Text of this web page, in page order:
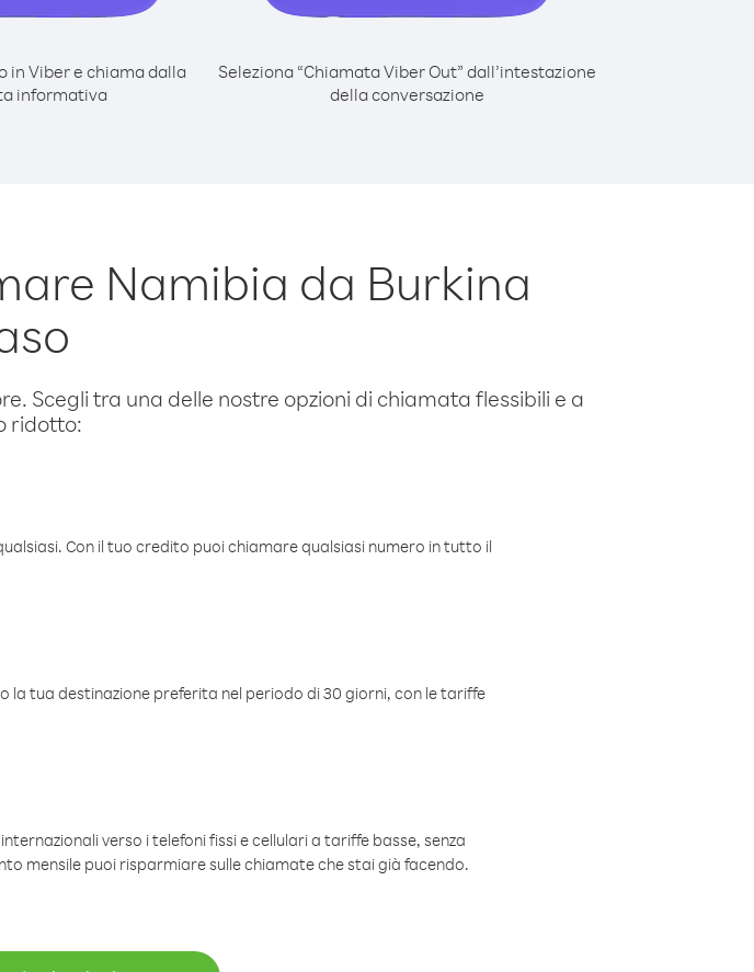
in Viber e chiama dalla
informativa
Seleziona “Chiamata Viber Out” dall’intestazione
della conversazione
Namibia da Burkina
Scegli tra una delle nostre opzioni di chiamata flessibili e a
ridotto:
Con il tuo credito puoi chiamare qualsiasi numero in tutto il
tua destinazione preferita nel periodo di 30 giorni, con le tariffe
verso i telefoni fissi e cellulari a tariffe basse, senza
mensile puoi risparmiare sulle chiamate che stai già facendo.